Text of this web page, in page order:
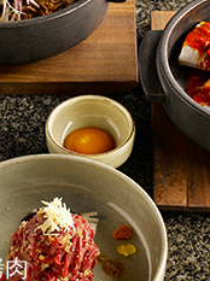
燒烤